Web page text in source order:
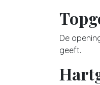
De
geeft.